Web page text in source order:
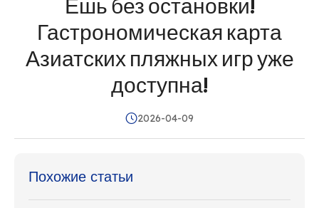
Ешь без остановки!
Гастрономическая карта
Азиатских пляжных игр уже
доступна!
2026-04-09
Похожие статьи